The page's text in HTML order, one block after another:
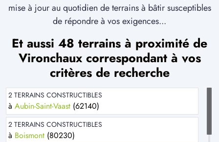
mise à jour au quotidien de terrains à bâtir susceptibles
de répondre à vos exigences...
Et aussi 48 terrains à proximité de
Vironchaux correspondant à vos
critères de recherche
2 TERRAINS CONSTRUCTIBLES
à Aubin-Saint-Vaast (62140)
2 TERRAINS CONSTRUCTIBLES
à Boismont (80230)